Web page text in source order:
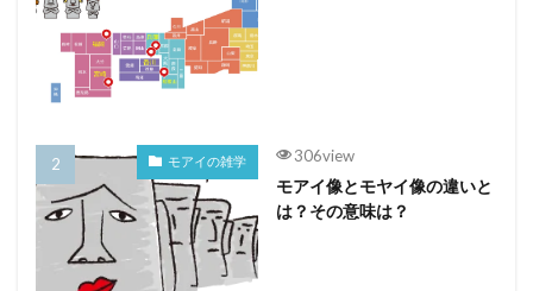
モアイの雑学 306view
モアイ像とモヤイ像の違いと
は？その意味は？